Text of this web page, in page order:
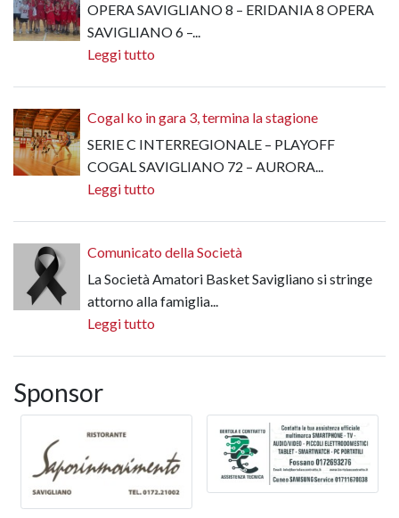
OPERA SAVIGLIANO 8 – ERIDANIA 8 OPERA
SAVIGLIANO 6 –...
Leggi tutto
Cogal ko in gara 3, termina la stagione
SERIE C INTERREGIONALE – PLAYOFF
COGAL SAVIGLIANO 72 – AURORA...
Leggi tutto
Comunicato della Società
La Società Amatori Basket Savigliano si stringe
attorno alla famiglia...
Leggi tutto
Sponsor